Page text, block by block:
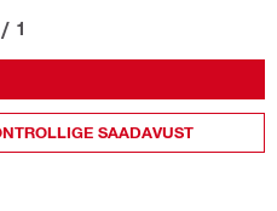
/ 1
SAADAVUST